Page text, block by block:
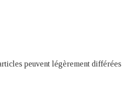
peuvent légèrement différées